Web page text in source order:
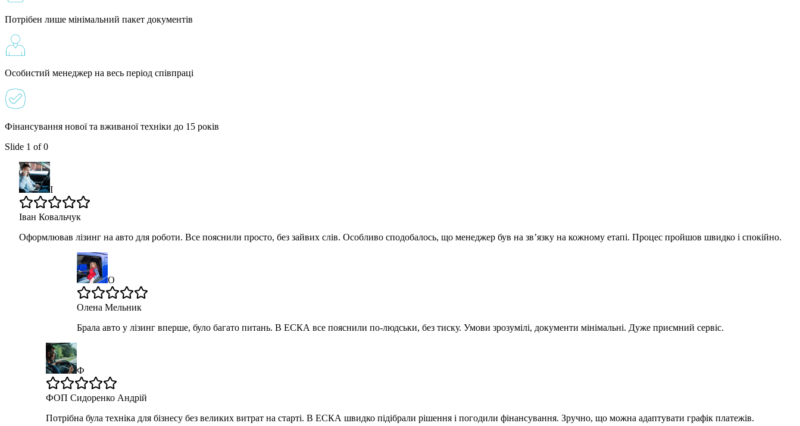
Потрібен лише мінімальний пакет документів
Особистий менеджер на весь період співпраці
Фінансування нової та вживаної техніки до 15 років
Slide 1 of 0
І
Іван Ковальчук
Оформлював лізинг на авто для роботи. Все пояснили просто, без зайвих слів. Особливо сподобалось, що менеджер був на зв’язку на кожному етапі. Процес пройшов швидко і спокійно.
О
Олена Мельник
Брала авто у лізинг вперше, було багато питань. В ЕСКА все пояснили по-людськи, без тиску. Умови зрозумілі, документи мінімальні. Дуже приємний сервіс.
Ф
ФОП Сидоренко Андрій
Потрібна була техніка для бізнесу без великих витрат на старті. В ЕСКА швидко підібрали рішення і погодили фінансування. Зручно, що можна адаптувати графік платежів.